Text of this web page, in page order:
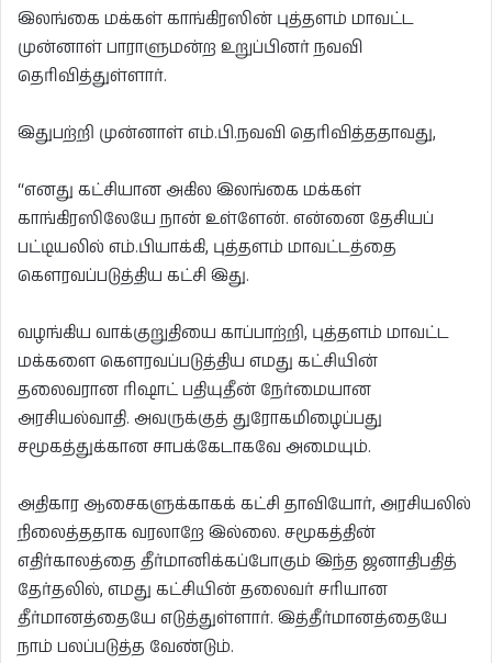
இலங்கை மக்கள் காங்கிரஸின் புத்தளம் மாவட்ட
முன்னாள் பாராளுமன்ற உறுப்பினர் நவவி
தெரிவித்துள்ளார்.
இதுபற்றி முன்னாள் எம்.பி.நவவி தெரிவித்ததாவது,
“எனது கட்சியான அகில இலங்கை மக்கள்
காங்கிரஸிலேயே நான் உள்ளேன். என்னை தேசியப்
பட்டியலில் எம்.பியாக்கி, புத்தளம் மாவட்டத்தை
கௌரவப்படுத்திய கட்சி இது.
வழங்கிய வாக்குறுதியை காப்பாற்றி, புத்தளம் மாவட்ட
மக்களை கௌரவப்படுத்திய எமது கட்சியின்
தலைவரான ரிஷாட் பதியுதீன் நேர்மையான
அரசியல்வாதி. அவருக்குத் துரோகமிழைப்பது
சமூகத்துக்கான சாபக்கேடாகவே அமையும்.
அதிகார ஆசைகளுக்காகக் கட்சி தாவியோர், அரசியலில்
நிலைத்ததாக வரலாறே இல்லை. சமூகத்தின்
எதிர்காலத்தை தீர்மானிக்கப்போகும் இந்த ஜனாதிபதித்
தேர்தலில், எமது கட்சியின் தலைவர் சரியான
தீர்மானத்தையே எடுத்துள்ளார். இத்தீர்மானத்தையே
நாம் பலப்படுத்த வேண்டும்.